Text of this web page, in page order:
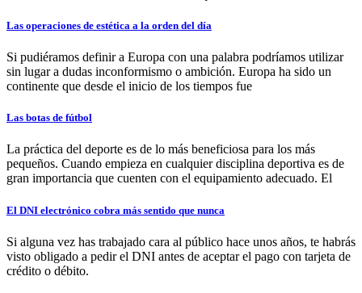
Las operaciones de estética a la orden del día
Si pudiéramos definir a Europa con una palabra podríamos utilizar
sin lugar a dudas inconformismo o ambición. Europa ha sido un
continente que desde el inicio de los tiempos fue
Las botas de fútbol
La práctica del deporte es de lo más beneficiosa para los más
pequeños. Cuando empieza en cualquier disciplina deportiva es de
gran importancia que cuenten con el equipamiento adecuado. El
El DNI electrónico cobra más sentido que nunca
Si alguna vez has trabajado cara al público hace unos años, te habrás
visto obligado a pedir el DNI antes de aceptar el pago con tarjeta de
crédito o débito.